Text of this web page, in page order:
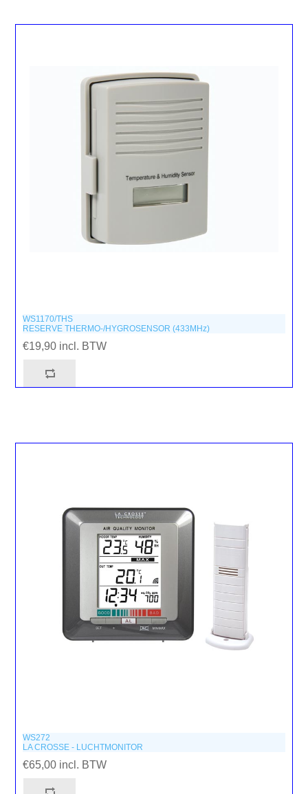
WS1170/THS
RESERVE THERMO-/HYGROSENSOR (433MHz)
€19,90 incl. BTW
WS272
LA CROSSE - LUCHTMONITOR
€65,00 incl. BTW